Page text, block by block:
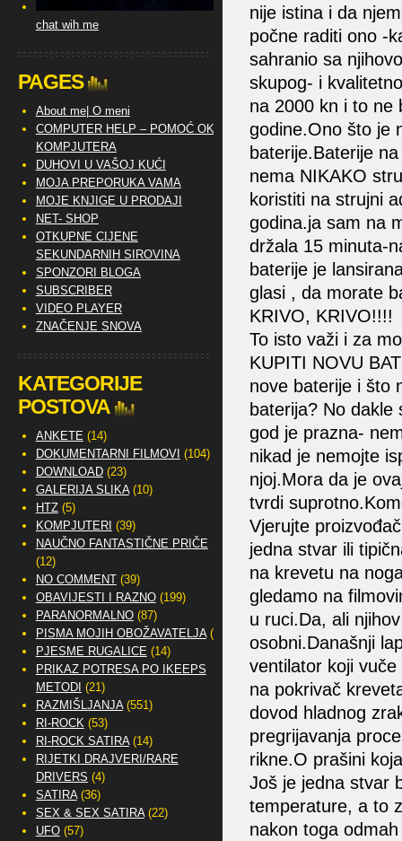
nije istina i da
počne raditi ono -
sahranio sa
skupog- i
na 2000 kn i to ne
godine.Ono što je
baterije.Baterije
nema NIKAKO
koristiti na strujni
godina.ja sam na
držala 15 minuta-
baterije je
glasi , da morate
KRIVO, KRIVO!!!!
To isto važi i za
KUPITI NOVU
nove baterije i što
baterija? No
god je prazna-
nikad je nemojte
njoj.Mora da je
tvrdi
Vjerujte
jedna stvar ili
na krevetu na
gledamo na
u ruci.Da, ali
osobni.Današnji
ventilator koji
na pokrivač
dovod hladnog
pregrijavanja
rikne.O prašini
Još je jedna stvar
temperature, a to
nakon toga
chat wih me
PAGES
About me| O meni
COMPUTER HELP – POMOĆ OKO
KOMPJUTERA
DUHOVI U VAŠOJ KUĆI
MOJA PREPORUKA VAMA
MOJE KNJIGE U PRODAJI
NET- SHOP
OTKUPNE CIJENE
SEKUNDARNIH SIROVINA
SPONZORI BLOGA
SUBSCRIBER
VIDEO PLAYER
ZNAČENJE SNOVA
KATEGORIJE
POSTOVA
ANKETE (14)
DOKUMENTARNI FILMOVI (104)
DOWNLOAD(23)
GALERIJA SLIKA(10)
HTZ(5)
KOMPJUTERI (39)
NAUČNO FANTASTIČNE PRIČE
(12)
NO COMMENT(39)
OBAVIJESTI I RAZNO(199)
PARANORMALNO(87)
PISMA MOJIH OBOŽAVATELJA(2)
PJESME RUGALICE (14)
PRIKAZ POTRESA PO IKEEPS
METODI (21)
RAZMIŠLJANJA(551)
RI-ROCK(53)
RI-ROCK SATIRA(14)
RIJETKI DRAJVERI/RARE
DRIVERS (4)
SATIRA(36)
SEX & SEX SATIRA(22)
UFO(57)